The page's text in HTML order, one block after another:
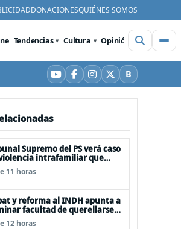
DONACIONESQUIÉNES SOMOS
Tendencias Cultura Opinión Videos
YouTube
Facebook
Instagram
X BBluesky
Supremo del PS verá caso
intrafamiliar que
al senador Fidel Espinoza
11 horas
y reforma al INDH apunta a
facultad de querellarse
hacerlo “consultivo”
12 horas